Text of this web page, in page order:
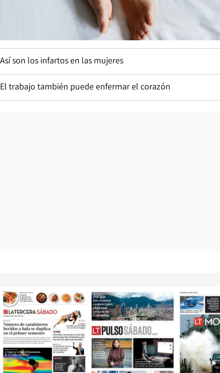
Así son los infartos en las mujeres
El trabajo también puede enfermar el corazón
Opens in new window Opens in